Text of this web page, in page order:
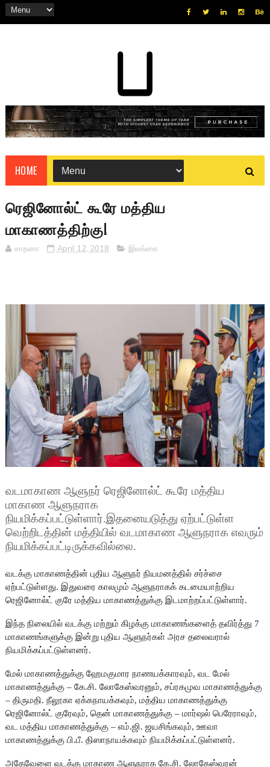
HOME
ரெஜினோல்ட் கூரே மத்திய
மாகாணத்திற்கு!
சாதனா April 12, 2018 இலங்கை
வடமாகாண ஆளுநர் ரெஜினோல்ட் கூரே மத்திய
மாகாண ஆளுநராக
நியமிக்கப்பட்டுள்ளார்.இதனையடுத்து ஏற்பட்டுள்ள
வெற்றிடத்தின் மத்தியில் வடமாகாண ஆளுநராக எவரும்
நியமிக்கப்பட்டிருக்கவில்லை.
வடக்கு மாகாணத்தின் புதிய ஆளுநர் நியமனத்தில் சர்ச்சை
ஏற்பட்டுள்ளது. இதுவரை காலமும் ஆளுநராகக் கடமையாற்றிய
ரெஜினோல்ட் குரே மத்திய மாகாணத்துக்கு இடமாற்றப்பட்டுள்ளார்.
இந்த நிலையில் வடக்கு மற்றும் கிழக்கு மாகாணங்களைத் தவிர்த்து 7
மாகாணங்களுக்கு இன்று புதிய ஆளுநர்கள் அரச தலைவரால்
நியமிக்கப்பட்டுள்ளனர்.
மேல் மாகாணத்துக்கு ஹேமகுமார நாணயக்காரவும், வட மேல்
மாகாணத்துக்கு – கே.சி. லோகேஸ்வரனும், சப்ரகமுவ மாகாணத்துக்கு
– திருமதி. நீலூகா ஏக்கநாயக்கவும், மத்திய மாகாணத்துக்கு
ரெஜினோல்ட் குரேவும், தென் மாகாணத்துக்கு – மார்ஷல் பெரேராவும்,
வட மத்திய மாகாணத்துக்கு – எம்.ஜி. ஜயசிங்கவும், ஊவா
மாகாணத்துக்கு பி.பீ. திஸாநாயக்கவும் நியமிக்கப்பட்டுள்ளனர்.
அதேவேளை வடக்கு மாகாண ஆளுநராக கே.சி. லோகேஸ்வரன்